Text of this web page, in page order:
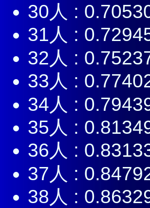
30人 :
31人 :
32人 :
33人 :
34人 :
35人 :
36人 :
37人 :
38人 :